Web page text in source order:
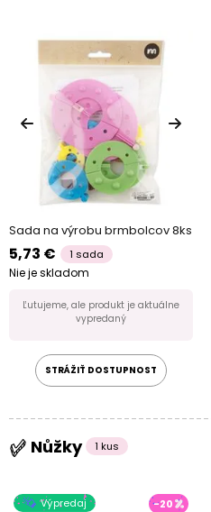
Sada na výrobu brmbolcov 8ks
5,73 € 1 sada
Nie je skladom
Ľutujeme, ale produkt je aktuálne
vypredaný
STRÁŽIŤ DOSTUPNOST
Nůžky 1 kus
Výpredaj -20